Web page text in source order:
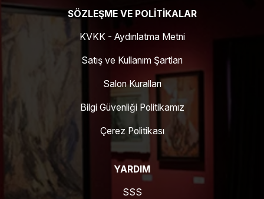
SÖZLEŞME VE POLITIKALAR
KVKK - Aydınlatma Metni
Satış ve Kullanım Şartları
Salon Kuralları
Bilgi Güvenliği Politikamız
Çerez Politikası
YARDIM
SSS